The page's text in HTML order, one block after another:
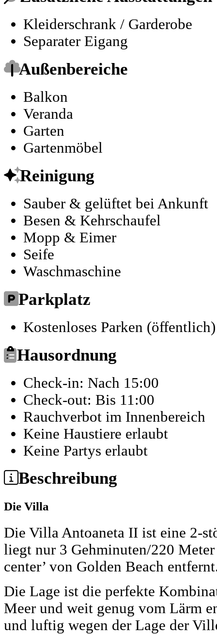
Kleiderschrank / Garderobe
Separater Eigang
Außenbereiche
Balkon
Veranda
Garten
Gartenmöbel
Reinigung
Sauber & gelüftet bei Ankunft
Besen & Kehrschaufel
Mopp & Eimer
Seife
Waschmaschine
Parkplatz
Kostenloses Parken (öffentlich)
Hausordnung
Check-in: Nach 15:00
Check-out: Bis 11:00
Rauchverbot im Innenbereich
Keine Haustiere erlaubt
Keine Partys erlaubt
Beschreibung
Die Villa
Die Villa Antoaneta II ist eine 2-
liegt nur 3 Gehminuten/220
center’ von Golden Beach
Die Lage ist die perfekte
Meer und weit genug vom Lärm
und luftig wegen der Lage der